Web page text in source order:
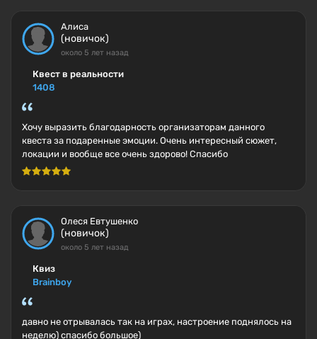
Алиса
(новичок)
около 5 лет назад
Квест в реальности
1408
Хочу выразить благодарность организаторам данного
квеста за подаренные эмоции. Очень интересный сюжет,
локации и вообще все очень здорово! Спасибо
Олеся Евтушенко
(новичок)
около 5 лет назад
Квиз
Brainboy
давно не отрывалась так на играх, настроение поднялось на
неделю) спасибо большое)